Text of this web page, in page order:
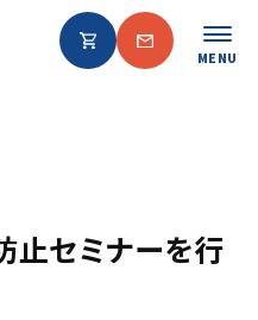
MENU
止セミナーを行